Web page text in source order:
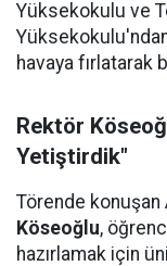
Yüksekokulu ve
havaya fırlatarak
Rektör
Yetiştirdik"
Törende konuşan
Köseoğlu,
hazırlamak için